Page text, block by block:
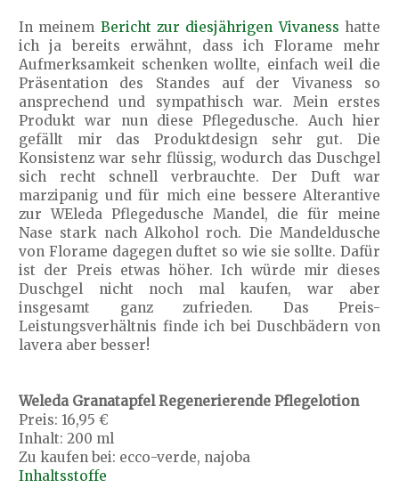
In meinem Bericht zur diesjährigen Vivaness hatte
ich ja bereits erwähnt, dass ich Florame mehr
Aufmerksamkeit schenken wollte, einfach weil die
Präsentation des Standes auf der Vivaness so
ansprechend und sympathisch war. Mein erstes
Produkt war nun diese Pflegedusche. Auch hier
gefällt mir das Produktdesign sehr gut. Die
Konsistenz war sehr flüssig, wodurch das Duschgel
sich recht schnell verbrauchte. Der Duft war
marzipanig und für mich eine bessere Alterantive
zur WEleda Pflegedusche Mandel, die für meine
Nase stark nach Alkohol roch. Die Mandeldusche
von Florame dagegen duftet so wie sie sollte. Dafür
ist der Preis etwas höher. Ich würde mir dieses
Duschgel nicht noch mal kaufen, war aber
insgesamt ganz zufrieden. Das Preis-
Leistungsverhältnis finde ich bei Duschbädern von
lavera aber besser!
Weleda Granatapfel Regenerierende Pflegelotion
Preis: 16,95 €
Inhalt: 200 ml
Zu kaufen bei: ecco-verde, najoba
Inhaltsstoffe